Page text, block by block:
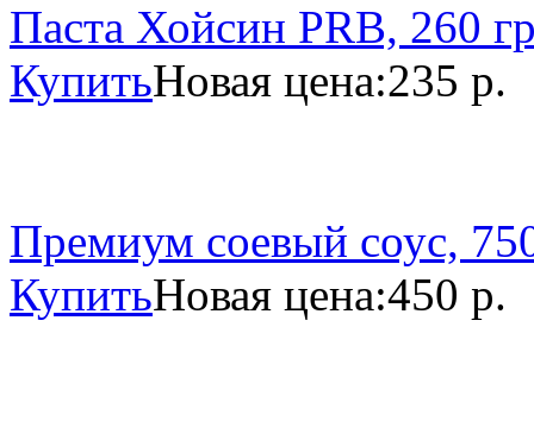
Паста Хойсин PRB, 260
КупитьНовая цена:235 р.
Премиум соевый соус,
КупитьНовая цена:450 р.